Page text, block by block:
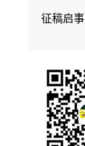
征稿启事